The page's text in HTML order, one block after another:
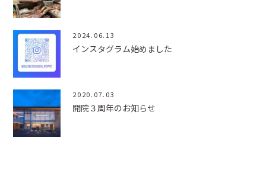
2024.06.13
インスタグラム始めました
2020.07.03
開院３周年のお知らせ